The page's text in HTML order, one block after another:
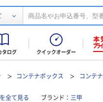
タログ クイックオーダー
コンテナボックス コンテナ
全て見る ブランド 三甲